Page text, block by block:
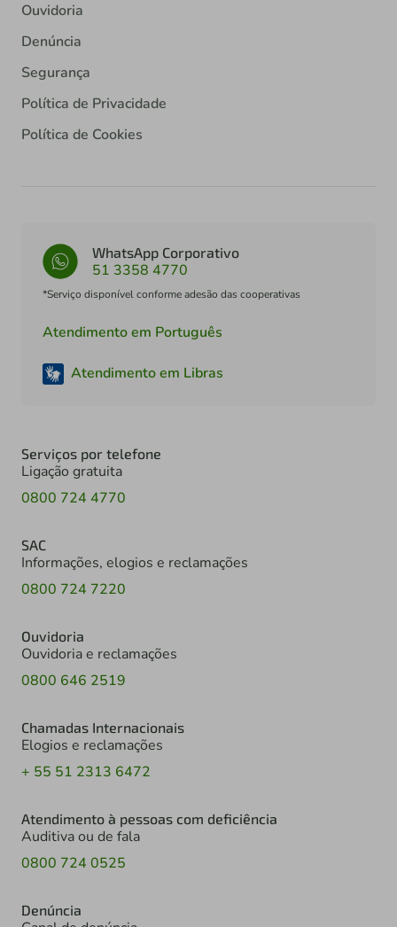
Ouvidoria
Denúncia
Segurança
Política de Privacidade
Política de Cookies
WhatsApp Corporativo
51 3358 4770
*Serviço disponível conforme adesão das cooperativas
Atendimento em Português
Atendimento em Libras
Serviços por telefone
Ligação gratuita
0800 724 4770
SAC
Informações, elogios e reclamações
0800 724 7220
Ouvidoria
Ouvidoria e reclamações
0800 646 2519
Chamadas Internacionais
Elogios e reclamações
+ 55 51 2313 6472
Atendimento à pessoas com deficiência
Auditiva ou de fala
0800 724 0525
Denúncia